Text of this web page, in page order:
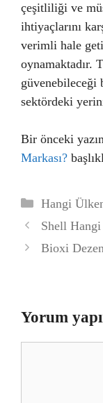
çeşitliliği ve
ihtiyaçlarını
verimli hale
oynamaktadır.
sektördeki
Bir önceki
Markası?
Kategoriler
Hangi
Shell Hangi
Bioxi
Yorum